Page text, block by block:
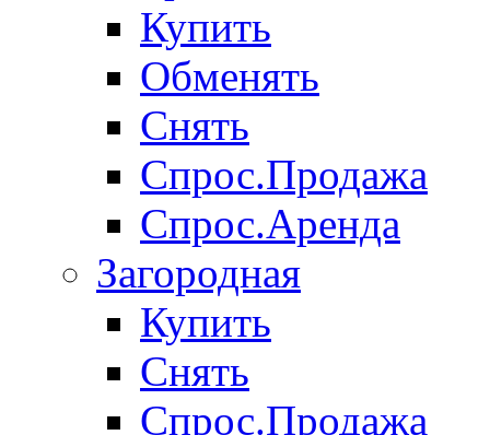
Купить
Обменять
Снять
Спрос.Продажа
Спрос.Аренда
Загородная
Купить
Снять
Спрос.Продажа